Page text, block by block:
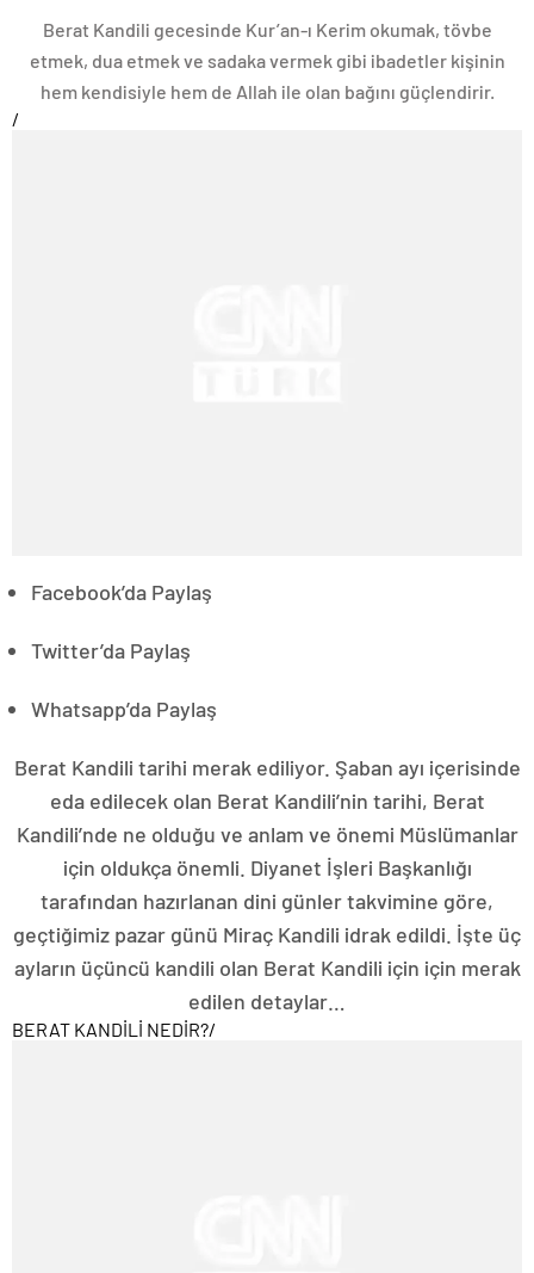
Berat Kandili gecesinde Kur’an-ı Kerim okumak, tövbe
etmek, dua etmek ve sadaka vermek gibi ibadetler kişinin
hem kendisiyle hem de Allah ile olan bağını güçlendirir.
/
Facebook’da Paylaş
Twitter’da Paylaş
Whatsapp’da Paylaş
Berat Kandili tarihi merak ediliyor. Şaban ayı içerisinde
eda edilecek olan Berat Kandili’nin tarihi, Berat
Kandili’nde ne olduğu ve anlam ve önemi Müslümanlar
için oldukça önemli. Diyanet İşleri Başkanlığı
tarafından hazırlanan dini günler takvimine göre,
geçtiğimiz pazar günü Miraç Kandili idrak edildi. İşte üç
ayların üçüncü kandili olan Berat Kandili için için merak
edilen detaylar…
BERAT KANDİLİ NEDİR?/